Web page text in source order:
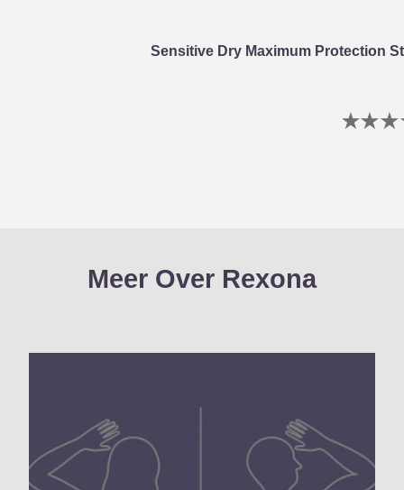
Sensitive Dry Maximum Protection
Meer Over Rexona